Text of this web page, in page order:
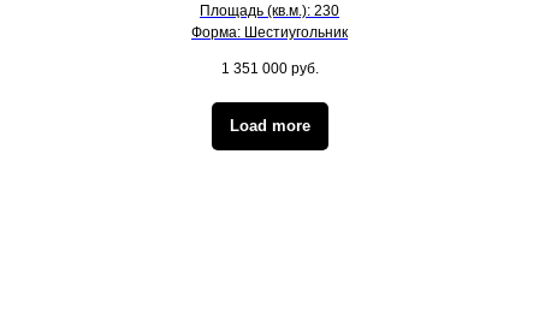
Площадь (кв.м.): 230
Форма: Шестиугольник
1 351 000 руб.
Load more